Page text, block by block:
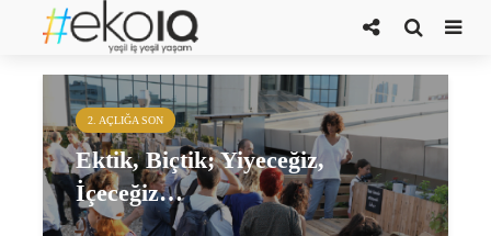
EK BİÇ Kütüphanesi
2. AÇLIĞA SON
Ektik, Biçtik; Yiyeceğiz,
İçeceğiz…